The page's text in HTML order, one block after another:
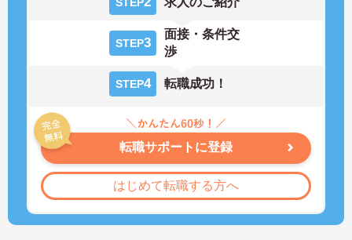
STEP3
面接・条件交
渉
STEP4 転職成功！
転職サポートに登録
はじめて転職する方へ